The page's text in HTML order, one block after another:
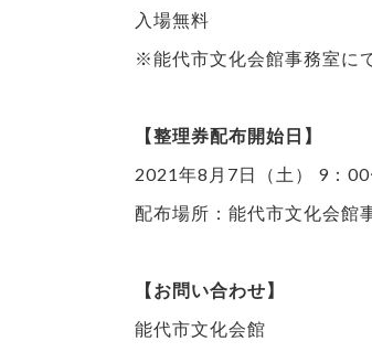
入場無料
※能代市文化会館事務室に
【整理券配布開始日】
2021年8月7日（土） 9：00
配布場所：能代市文化会館
【お問い合わせ】
能代市文化会館